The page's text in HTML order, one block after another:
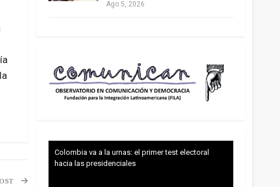
Ago 5, 2026
Colombia va a la urnas: el primer test electoral
hacia las presidenciales